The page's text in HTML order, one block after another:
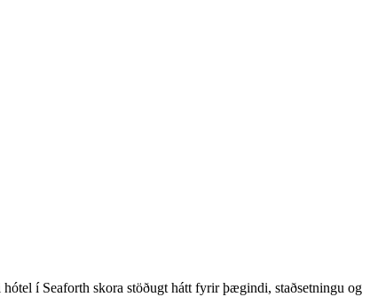
í Seaforth skora stöðugt hátt fyrir þægindi, staðsetningu og